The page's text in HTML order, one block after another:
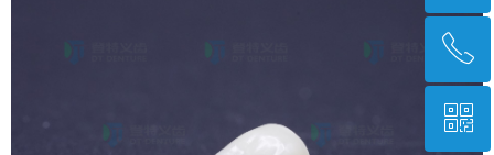
回到顶部
ꂅ
028-85678745
ꀥ